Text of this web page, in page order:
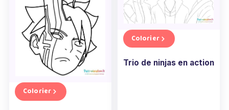
Colorier
Colorier
Trio de ninjas en action